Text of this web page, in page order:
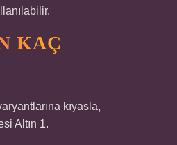
KAÇ
kıyasla,
Altın 1.